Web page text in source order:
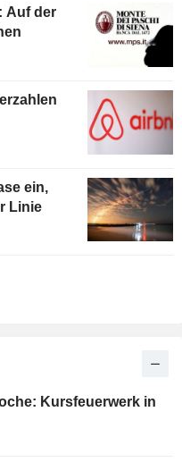
Auf der
ein,
Linie
Kursfeuerwerk in